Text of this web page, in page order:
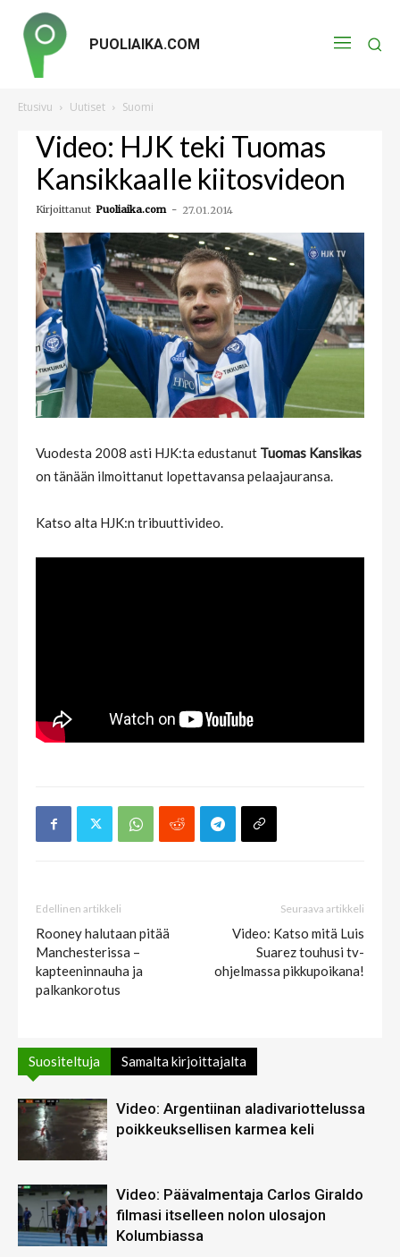
PUOLIAIKA.COM
Etusivu Uutiset Suomi
Video: HJK teki Tuomas
Kansikkaalle kiitosvideon
Kirjoittanut Puoliaika.com - 27.01.2014
Vuodesta 2008 asti HJK:ta edustanut Tuomas Kansikas
on tänään ilmoittanut lopettavansa pelaajauransa.
Katso alta HJK:n tribuuttivideo.
Edellinen artikkeli
Rooney halutaan pitää
Manchesterissa –
kapteeninnauha ja
palkankorotus
Seuraava artikkeli
Video: Katso mitä Luis
Suarez touhusi tv-
ohjelmassa pikkupoikana!
Suositeltuja Samalta kirjoittajalta
Video: Argentiinan aladivariottelussa
poikkeuksellisen karmea keli
Video: Päävalmentaja Carlos Giraldo
filmasi itselleen nolon ulosajon
Kolumbiassa